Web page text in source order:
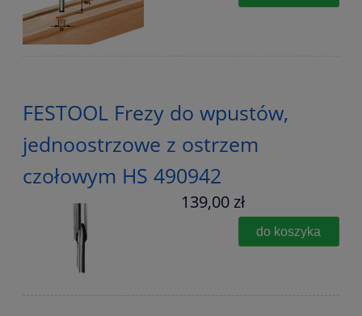
FESTOOL Frezy do wpustów,
jednoostrzowe z ostrzem
czołowym HS 490942
139,00 zł
do koszyka